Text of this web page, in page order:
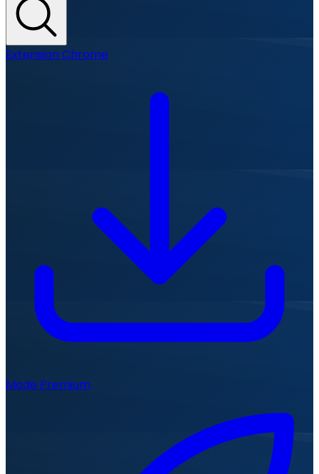
Extension Chrome
Mode Premium